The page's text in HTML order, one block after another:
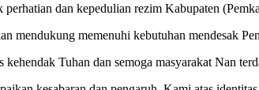
dan kepedulian rezim Kabupaten
mendukung memenuhi kebutuhan mendesak
Tuhan dan semoga masyarakat Nan